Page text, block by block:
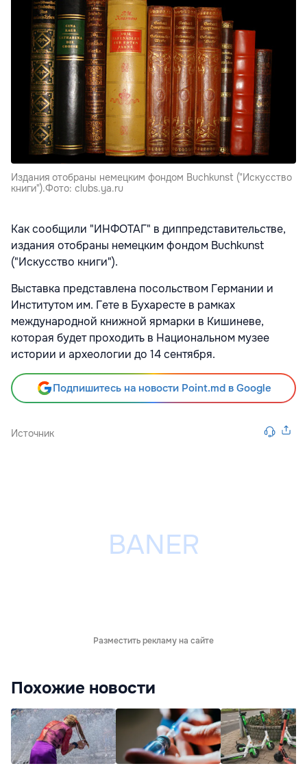
Издания отобраны немецким фондом Buchkunst ("Искусство
книги").Фото: clubs.ya.ru
Как сообщили "ИНФОТАГ" в диппредставительстве,
издания отобраны немецким фондом Buchkunst
("Искусство книги").
Выставка представлена посольством Германии и
Институтом им. Гете в Бухаресте в рамках
международной книжной ярмарки в Кишиневе,
которая будет проходить в Национальном музее
истории и археологии до 14 сентября.
Подпишитесь на новости Point.md в Google
Источник
Разместить рекламу на сайте
Похожие новости